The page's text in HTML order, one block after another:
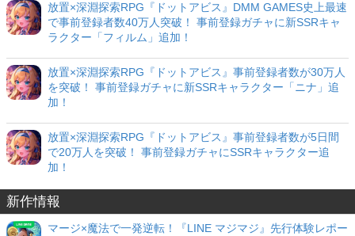
放置×深淵探索RPG『ドットアビス』DMM GAMES史上最速
で事前登録者数40万人突破！ 事前登録ガチャに新SSRキャ
ラクター「フィルム」追加！
放置×深淵探索RPG『ドットアビス』事前登録者数が30万人
を突破！ 事前登録ガチャに新SSRキャラクター「ニナ」追
加！
放置×深淵探索RPG『ドットアビス』事前登録者数が5日間
で20万人を突破！ 事前登録ガチャにSSRキャラクター追
加！
新作情報
マージ×魔法で一発逆転！『LINE マジマジ』先行体験レポー